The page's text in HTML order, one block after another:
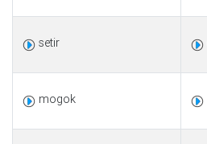
setir
mogok